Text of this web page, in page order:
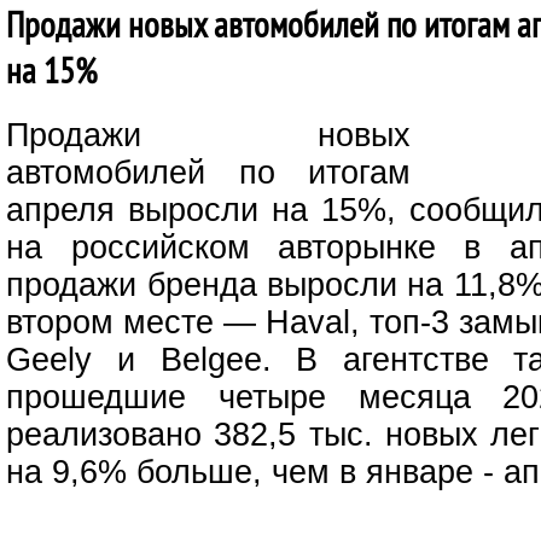
Продажи новых автомобилей по итогам
на 15%
Продажи новых
автомобилей по итогам
апреля выросли на 15%,
на российском авторынке в
продажи бренда выросли на
втором месте — Haval, топ-3
Geely и Belgee. В агентстве
прошедшие четыре месяца
реализовано 382,5 тыс. новых
на 9,6% больше, чем в январе -